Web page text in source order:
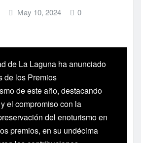
May 10, 2024 0
de La Laguna ha anunciado
de los Premios
de este año, destacando
el compromiso con la
del enoturismo en
premios, en su undécima